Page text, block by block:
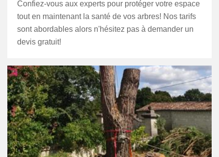
Confiez-vous aux experts pour protéger votre espace
tout en maintenant la santé de vos arbres! Nos tarifs
sont abordables alors n'hésitez pas à demander un
devis gratuit!